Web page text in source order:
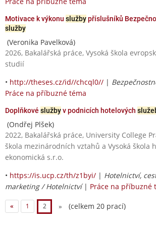
Motivace k výkonu službypříslušníků
služby
(Veronika Pavelková)
2026, Bakalářská práce, Vysoká škola
studií
• http://theses.cz/id//chcql0// |
Práce na příbuzné téma
Doplňkové službyv podnicích hotelových
(Ondřej Plšek)
2022, Bakalářská práce, University College
škola mezinárodních vztahů a Vysoká škola
ekonomická s.r.o.
• https://is.ucp.cz/th/z1byi/ | Hotelnictví,
marketing / Hotelnictví| Práce na příbuzné
« 1 2 » (celkem 20 prací)